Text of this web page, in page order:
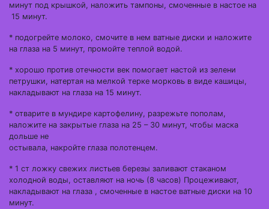
минут под крышкой, наложить тампоны, смоченные в настое на
15 минут.
* подогрейте молоко, смочите в нем ватные диски и наложите
на глаза на 5 минут, промойте теплой водой.
* хорошо против отечности век помогает настой из зелени
петрушки, натертая на мелкой терке морковь в виде кашицы,
накладывают на глаза на 15 минут.
* отварите в мундире картофелину, разрежьте пополам,
наложите на закрытые глаза на 25 – 30 минут, чтобы маска
дольше не
остывала, накройте глаза полотенцем.
* 1 ст ложку свежих листьев березы заливают стаканом
холодной воды, оставляют на ночь (8 часов) Процеживают,
накладывают на глаза , смоченные в настое ватные диски на 10
минут.